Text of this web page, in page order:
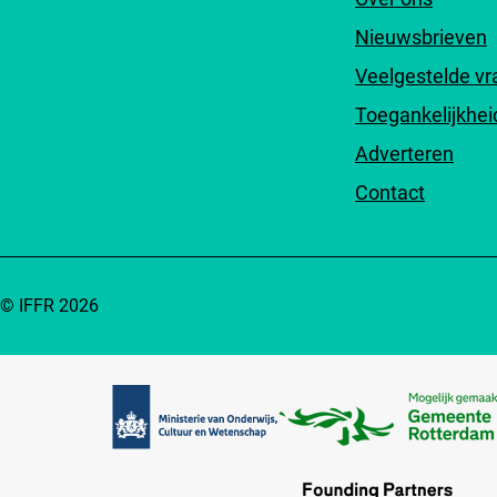
Nieuwsbrieven
Veelgestelde
Adverteren
Contact
© IFFR 2026